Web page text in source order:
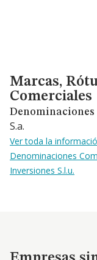
Marcas, Rótulos y
Marcas,
Comerciales
Denominaciones
S.a.
Ver toda la
Denominaciones
Inversiones S.l.u.
Empresas similares